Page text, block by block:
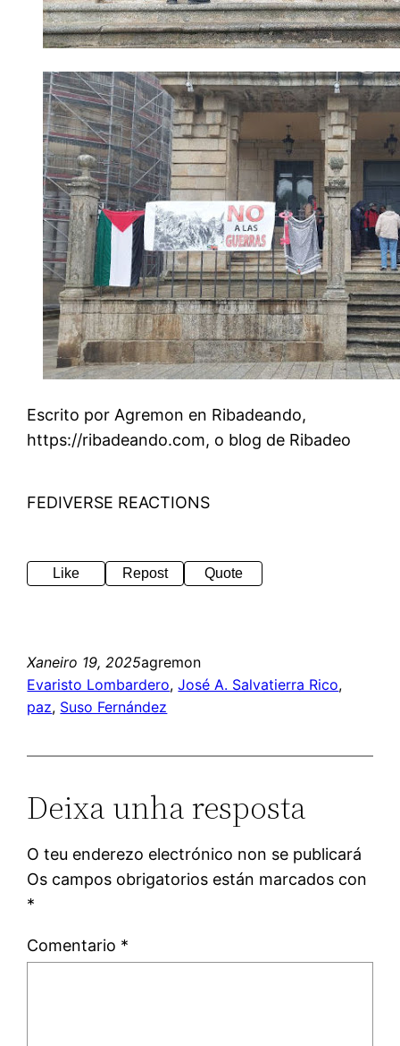
Escrito por Agremon en Ribadeando,
https://ribadeando.com, o blog de Ribadeo
FEDIVERSE REACTIONS
Like Repost Quote
Xaneiro 19, 2025agremon
Evaristo Lombardero, José A. Salvatierra Rico
paz, Suso Fernández
Deixa unha resposta
O teu enderezo electrónico non se publicará
Os campos obrigatorios están marcados con
*
Comentario *